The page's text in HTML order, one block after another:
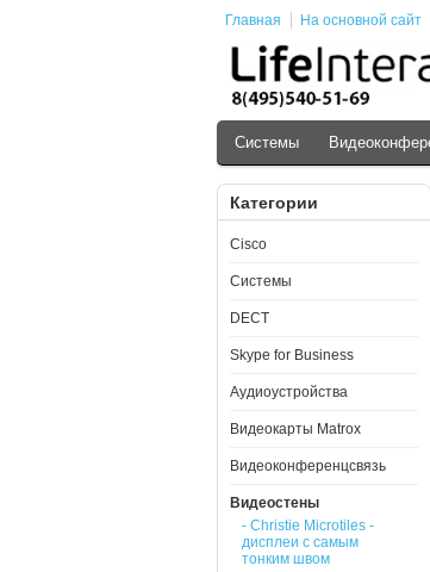
Главная На основной сайт
Cистемы
Категории
Cisco
Cистемы
DECT
Skype for Business
Аудиоустройства
Видеокарты Matrox
Видеоконференцсвязь
Видеостены
- Christie Microtiles -
дисплеи с самым
тонким швом